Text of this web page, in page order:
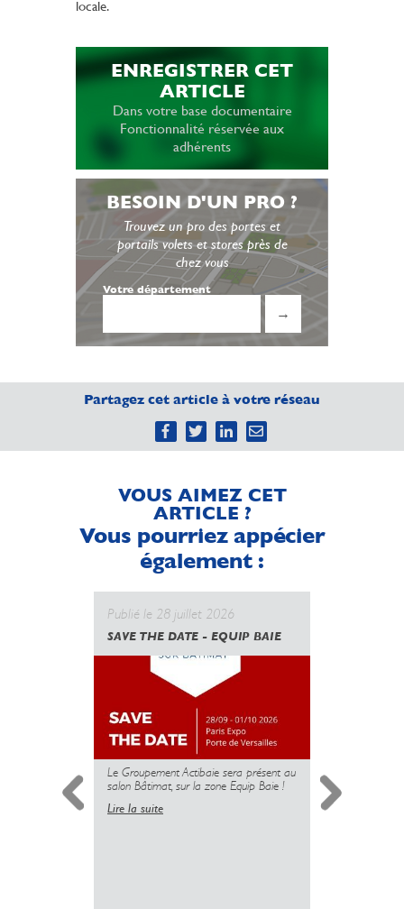
locale.
ENREGISTRER CET
ARTICLE
Dans votre base documentaire
Fonctionnalité réservée aux
adhérents
BESOIN D'UN PRO ?
Trouvez un pro des portes et
portails volets et stores près de
chez vous
Votre département
→
Partagez cet article à votre réseau
VOUS AIMEZ CET
ARTICLE ?
Vous pourriez appécier
également :
Publié le 28 juillet 2026
SAVE THE DATE - EQUIP BAIE
Le Groupement Actibaie sera présent au
salon Bâtimat, sur la zone Equip Baie !
Lire la suite